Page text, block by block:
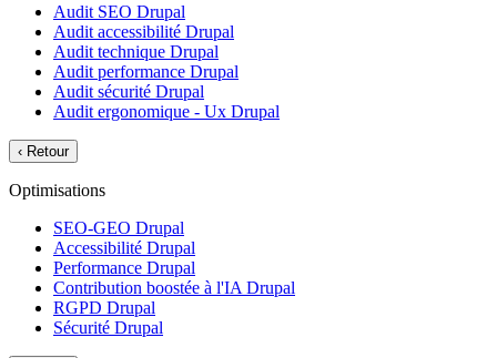
Audit SEO Drupal
Audit accessibilité Drupal
Audit technique Drupal
Audit performance Drupal
Audit sécurité Drupal
Audit ergonomique - Ux Drupal
‹ Retour
Optimisations
SEO-GEO Drupal
Accessibilité Drupal
Performance Drupal
Contribution boostée à l'IA Drupal
RGPD Drupal
Sécurité Drupal